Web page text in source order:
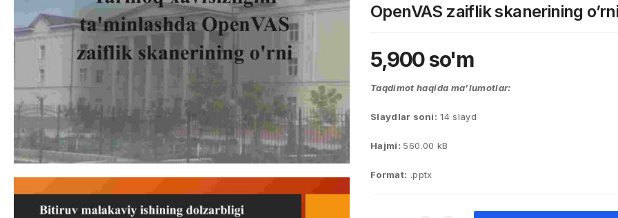
OpenVAS zaiflik skanerining o’rni
5,900so'm
Taqdimot haqida ma’lumotlar:
Slaydlar soni: 14 slayd
Hajmi: 560.00 kB
Format: .pptx